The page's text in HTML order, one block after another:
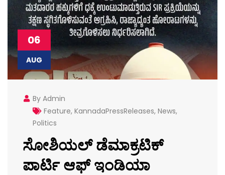
06
AUG
By Admin
Feature, KannadaPressReleases, News,
Politics
ಸೋಶಿಯಲ್ ಡೆಮಾಕ್ರಟಿಕ್
ಪಾರ್ಟಿ ಆಫ್ ಇಂಡಿಯಾ